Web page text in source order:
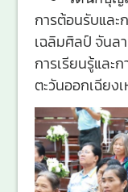
การต้อนรับแล
เฉลิมศิลป์ จันล
การเรียนรู้และ
ตะวันออกเฉียง